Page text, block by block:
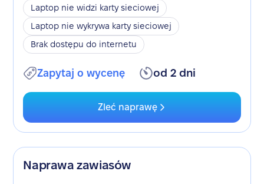
Laptop nie widzi karty sieciowej
Laptop nie wykrywa karty sieciowej
Brak dostępu do internetu
Zapytaj o wycenę od 2 dni
Zleć naprawę
Naprawa zawiasów